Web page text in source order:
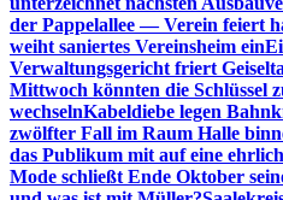
der Pappelallee — Verein feiert
weiht saniertes Vereinsheim ein
Verwaltungsgericht friert
Mittwoch könnten die Schlüssel
wechselnKabeldiebe legen
zwölfter Fall im Raum Halle
das Publikum mit auf eine
Mode schließt Ende Oktober